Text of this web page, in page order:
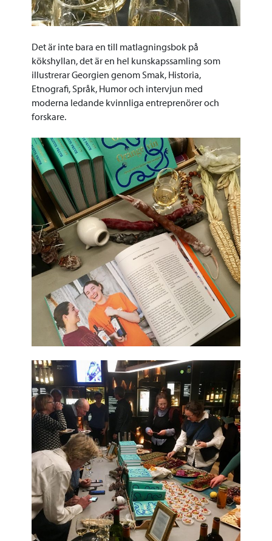
Det är inte bara en till matlagningsbok på
kökshyllan, det är en hel kunskapssamling som
illustrerar Georgien genom Smak, Historia,
Etnografi, Språk, Humor och intervjun med
moderna ledande kvinnliga entreprenörer och
forskare.